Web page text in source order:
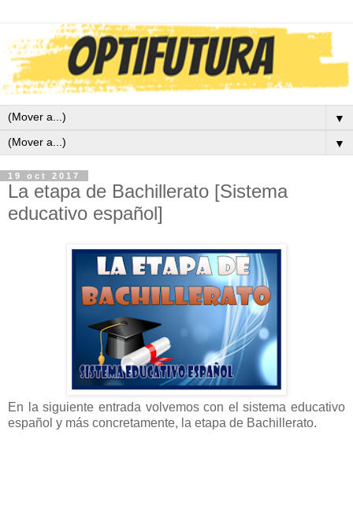
▼
▼
19 oct 2017
La etapa de Bachillerato [Sistema
educativo español]
En la siguiente entrada volvemos con el sistema educativo
español y más concretamente, la etapa de Bachillerato.